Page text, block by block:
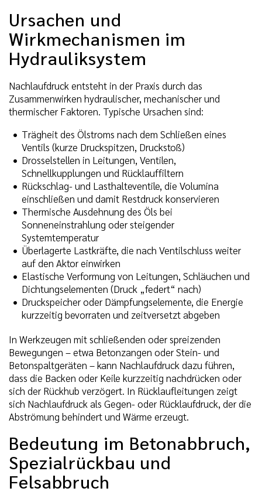
Ursachen und
Wirkmechanismen im
Hydrauliksystem
Nachlaufdruck entsteht in der Praxis durch das
Zusammenwirken hydraulischer, mechanischer und
thermischer Faktoren. Typische Ursachen sind:
Trägheit des Ölstroms nach dem Schließen eines
Ventils (kurze Druckspitzen, Druckstoß)
Drosselstellen in Leitungen, Ventilen,
Schnellkupplungen und Rücklauffiltern
Rückschlag- und Lasthalteventile, die Volumina
einschließen und damit Restdruck konservieren
Thermische Ausdehnung des Öls bei
Sonneneinstrahlung oder steigender
Systemtemperatur
Überlagerte Lastkräfte, die nach Ventilschluss weiter
auf den Aktor einwirken
Elastische Verformung von Leitungen, Schläuchen und
Dichtungselementen (Druck „federt“ nach)
Druckspeicher oder Dämpfungselemente, die Energie
kurzzeitig bevorraten und zeitversetzt abgeben
In Werkzeugen mit schließenden oder spreizenden
Bewegungen – etwa Betonzangen oder Stein- und
Betonspaltgeräten – kann Nachlaufdruck dazu führen,
dass die Backen oder Keile kurzzeitig nachdrücken oder
sich der Rückhub verzögert. In Rücklaufleitungen zeigt
sich Nachlaufdruck als Gegen- oder Rücklaufdruck, der die
Abströmung behindert und Wärme erzeugt.
Bedeutung im Betonabbruch,
Spezialrückbau und
Felsabbruch